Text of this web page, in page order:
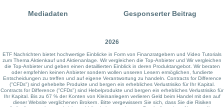
Mediadaten Gesponserter Beitrag
2026
ETF Nachrichten bietet hochwertige Einblicke in Form von Finanzratgebern und Video Tutorials
zum Thema Aktienkauf und Aktienanlage. Wir vergleichen die Top-Anbieter und Wir vergleichen
die Top-Anbieter und geben einen detaillierten Einblick in deren Produktangebot. Wir beraten
oder empfehlen keinen Anbieter sondern wollen unseren Lesern ermöglichen, fundierte
Entscheidungen zu treffen und auf eigene Verantwortung zu handeln. Contracts for Difference
("CFDs") sind gehebelte Produkte und bergen ein erhebliches Verlustrisiko für Ihr Kapital.
Contracts for Difference ("CFDs") sind Hebelprodukte und bergen ein erhebliches Verlustrisiko für
Ihr Kapital. Bis zu 67 % der Konten von Kleinanlegern verlieren Geld beim Handel mit den auf
dieser Website verglichenen Brokern. Bitte vergewissern Sie sich, dass Sie die Risiken